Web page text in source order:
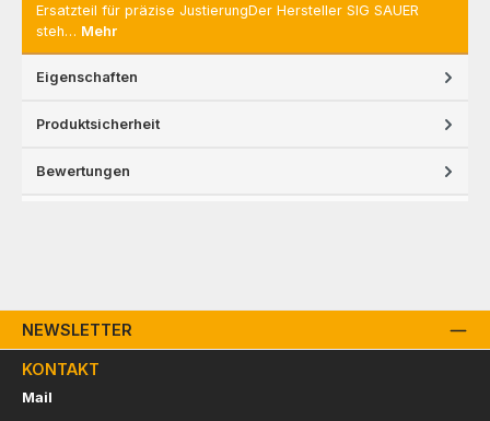
Ersatzteil für präzise JustierungDer Hersteller SIG SAUER
steh… Mehr
Eigenschaften
Produktsicherheit
Bewertungen
NEWSLETTER
KONTAKT
Mail